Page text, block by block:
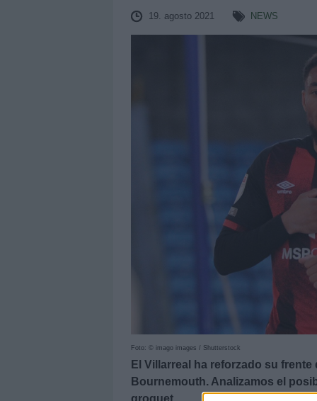
19. agosto 2021 NEWS
Foto: © imago images / Shutterstock
El Villarreal ha reforzado su
Bournemouth. Analizamos el
groguet.